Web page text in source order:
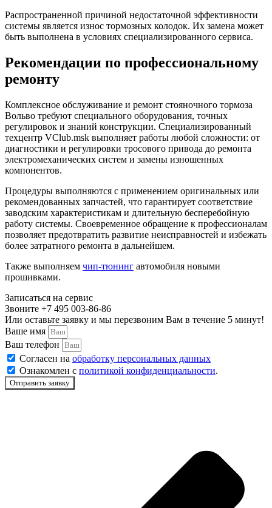
Решение проблемы с ошибкой ECM-P155168 по форсункам
Программирование ключа Вольво (Volvo)
Замена заднего сайлентблока автомобиля Вольво
Замена двигателя
Замена головки блока цилиндров (ГЕЦ)
Замена гидрокомпенсаторов автомобиля Вольво
Замена вкладышей коленвала Вольво (Volvo) в Москве
Диагностика турбины двигателя Вольво
Отключение системы Start/Stop Вольво
Активация штатной навигации Вольво с пробками (TMC) и
отображением информации на приборной панели
Распространенной причиной недостаточной эффективности
системы является износ тормозных колодок. Их замена может
быть выполнена в условиях специализированного сервиса.
Рекомендации по профессиональному
ремонту
Комплексное обслуживание и ремонт стояночного тормоза
Вольво требуют специального оборудования, точных
регулировок и знаний конструкции. Специализированный
техцентр VClub.msk выполняет работы любой сложности: от
диагностики и регулировки тросового привода до ремонта
электромеханических систем и замены изношенных
компонентов.
Процедуры выполняются с применением оригинальных или
рекомендованных запчастей, что гарантирует соответствие
заводским характеристикам и длительную бесперебойную
работу системы. Своевременное обращение к профессионалам
позволяет предотвратить развитие неисправностей и избежать
более затратного ремонта в дальнейшем.
Также выполняем чип-тюнинг автомобиля новыми
прошивками.
Записаться на сервис
Звоните +7 495 003-86-86
Или оставьте заявку и мы перезвоним Вам в течение 5 минут!
Ваше имя
Ваш телефон
Согласен на обработку персональных данных
Ознакомлен с политикой конфиденциальности.
Отправить заявку